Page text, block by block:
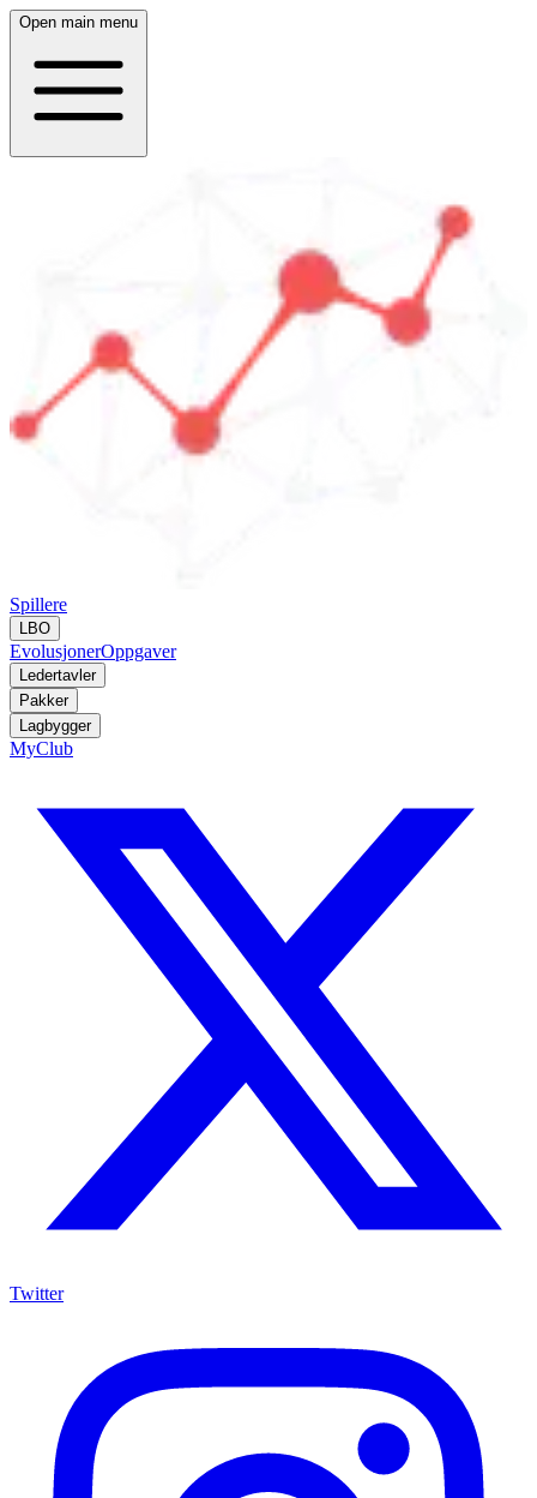
Open main menu
Spillere
LBO
EvolusjonerOppgaver
Ledertavler
Pakker
Lagbygger
MyClub
Twitter